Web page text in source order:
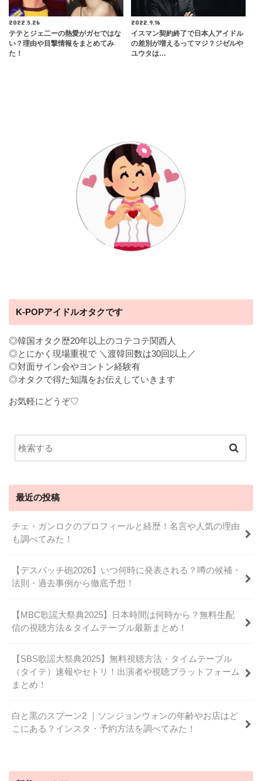
2022.5.26
テテとジェ二ーの熱愛がガセではな
い？理由や目撃情報をまとめてみ
た！
2022.9.16
イスマン契約終了で日本人アイドル
の差別が増えるってマジ？ジゼルや
ユウタは…
K-POPアイドルオタクです
◎韓国オタク歴20年以上のコテコテ関西人
◎とにかく現場重視で ＼渡韓回数は30回以上／
◎対面サイン会やヨントン経験有
◎オタクで得た知識をお伝えしていきます
お気軽にどうぞ♡
最近の投稿
チェ・ガンロクのプロフィールと経歴！名言や人気の理由
も調べてみた！
【デスパッチ砲2026】いつ何時に発表される？噂の候補・
法則・過去事例から徹底予想！
【MBC歌謡大祭典2025】日本時間は何時から？無料生配
信の視聴方法＆タイムテーブル最新まとめ！
【SBS歌謡大祭典2025】無料視聴方法・タイムテーブル
（タイテ）速報やセトリ！出演者や視聴プラットフォーム
まとめ！
白と黒のスプーン2 ｜ソンジョンウォンの年齢やお店はど
こにある？インスタ・予約方法を調べてみた！